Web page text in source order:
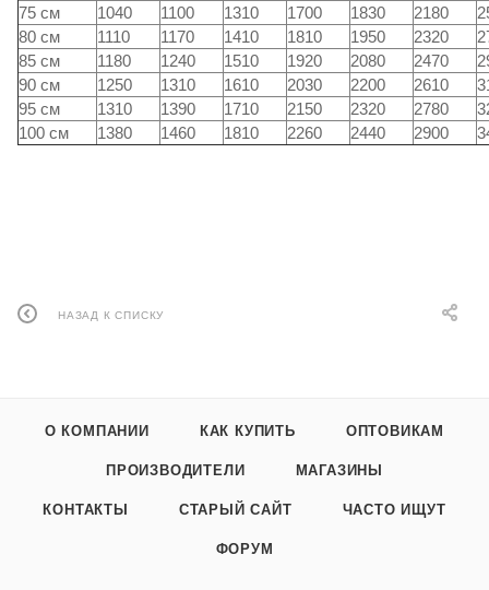
75 см
1040 1100 1310 1700 1830 2180
80 см
1110 1170 1410 1810 1950 2320
85 см
1180 1240 1510 1920 2080 2470
90 см
1250 1310 1610 2030 2200 2610
95 см
1310 1390 1710 2150 2320 2780
100 см
1380 1460 1810 2260 2440 2900
НАЗАД К СПИСКУ
О КОМПАНИИ КАК КУПИТЬ ОПТОВИКАМ
ПРОИЗВОДИТЕЛИ МАГАЗИНЫ
КОНТАКТЫ СТАРЫЙ САЙТ ЧАСТО ИЩУТ
ФОРУМ